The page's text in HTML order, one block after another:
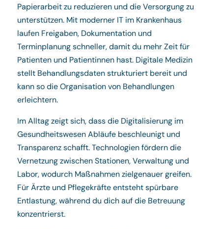
Papierarbeit zu reduzieren und die Versorgung zu
unterstützen. Mit moderner IT im Krankenhaus
laufen Freigaben, Dokumentation und
Terminplanung schneller, damit du mehr Zeit für
Patienten und Patientinnen hast. Digitale Medizin
stellt Behandlungsdaten strukturiert bereit und
kann so die Organisation von Behandlungen
erleichtern.
Im Alltag zeigt sich, dass die Digitalisierung im
Gesundheitswesen Abläufe beschleunigt und
Transparenz schafft. Technologien fördern die
Vernetzung zwischen Stationen, Verwaltung und
Labor, wodurch Maßnahmen zielgenauer greifen.
Für Ärzte und Pflegekräfte entsteht spürbare
Entlastung, während du dich auf die Betreuung
konzentrierst.